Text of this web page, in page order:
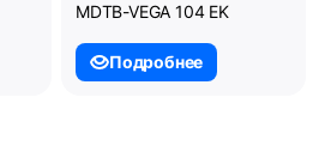
MDTB-VEGA 104 EK
Подробнее